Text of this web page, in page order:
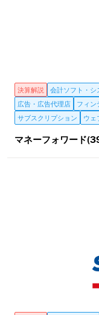
決算解説 会計ソフト・シ
広告・広告代理店
フィン
サブスクリプション
ウェ
マネーフォワード